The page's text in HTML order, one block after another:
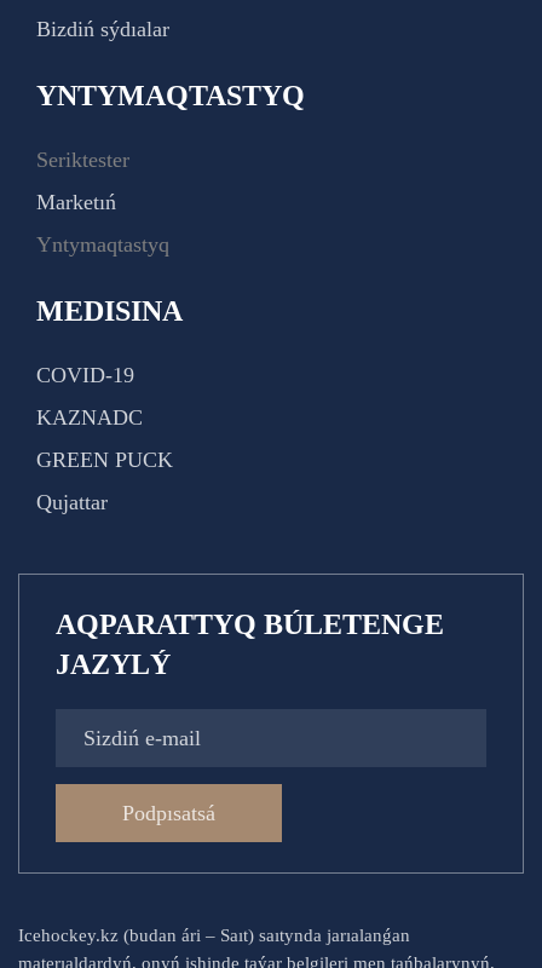
Bizdiń sýdıalar
YNTYMAQTASTYQ
Seriktester
Marketıń
Yntymaqtastyq
MEDISINA
COVID-19
KAZNADC
GREEN PUCK
Qujattar
AQPARATTYQ BÚLETENGE
JAZYLÝ
Podpısatsá
Icehockey.kz (budan ári – Saıt) saıtynda jarıalanǵan
materıaldardyń, onyń ishinde taýar belgileri men tańbalarynyń,